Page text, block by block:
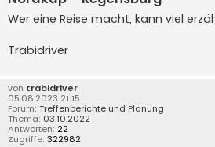
Wer eine Reise macht, kann viel
Trabidriver
von trabidriver
05.08.2023 21:15
Forum: Treffenberichte und Planung
Thema: 03.10.2022
Antworten: 22
Zugriffe: 322982